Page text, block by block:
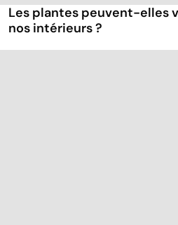
Les plantes peuvent-elles
nos intérieurs ?